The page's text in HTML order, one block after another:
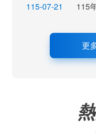
115-07-21
更